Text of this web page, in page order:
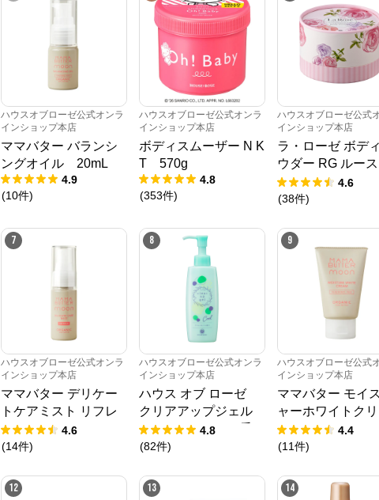
ハウスオブローゼ公式オンラ
インショップ本店
ママバター バランシ
ングオイル 20mL
4.9
(10件)
ハウスオブローゼ公式オンラ
インショップ本店
ボディスムーザー N K
T 570g
4.8
(353件)
ハウスオブローゼ公式
インショップ本店
ラ・ローゼ ボデ
ウダー RG ルース
ｎ 50g
4.6
(38件)
7
ハウスオブローゼ公式オンラ
インショップ本店
ママバター デリケー
トケアミスト リフレ
ッシュ 30mL
4.6
(14件)
8
ハウスオブローゼ公式オンラ
インショップ本店
ハウス オブ ローゼ
クリアアップジェル
（ライムソルベの香
り） 145mL
4.8
(82件)
9
ハウスオブローゼ公式
インショップ本店
ママバター モイ
ャーホワイトク
ム 40g
4.4
(11件)
12 13 14